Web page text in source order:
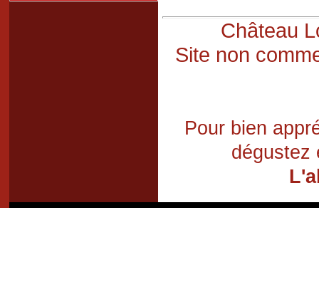
Château
Site non
Pour bien
dégustez